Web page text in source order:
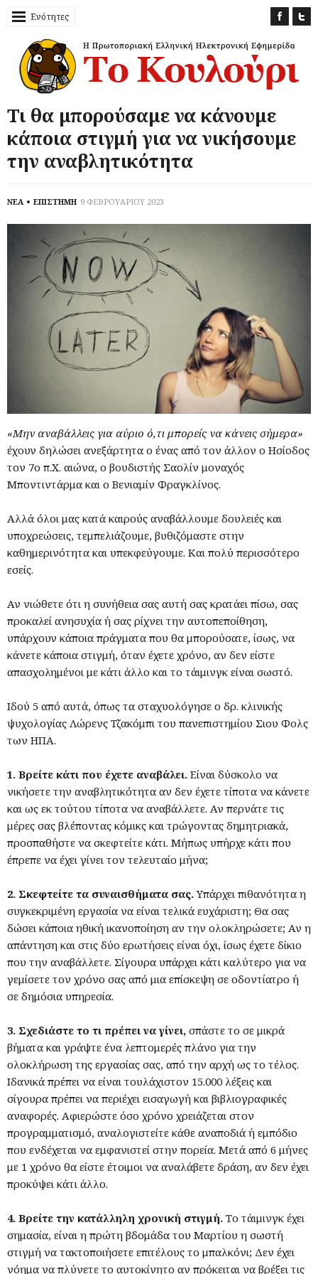
Ενότητες
Τι θα μπορούσαμε να κάνουμε
κάποια στιγμή για να νικήσουμε
την αναβλητικότητα
ΝΕΑ ΕΠΙΣΤΗΜΗ 9 ΦΕΒΡΟΥΑΡΙΟΥ 2023
«Μην αναβάλλεις για αύριο ό,τι μπορείς να κάνεις σήμερα»
έχουν δηλώσει ανεξάρτητα ο ένας από τον άλλον ο Ησίοδος
τον 7ο π.Χ. αιώνα, ο βουδιστής Σαολίν μοναχός
Μποντιντάρμα και ο Βενιαμίν Φραγκλίνος.
Αλλά όλοι μας κατά καιρούς αναβάλλουμε δουλειές και
υποχρεώσεις, τεμπελιάζουμε, βυθιζόμαστε στην
καθημερινότητα και υπεκφεύγουμε. Και πολύ περισσότερο
εσείς.
Αν νιώθετε ότι η συνήθεια σας αυτή σας κρατάει πίσω, σας
προκαλεί ανησυχία ή σας ρίχνει την αυτοπεποίθηση,
υπάρχουν κάποια πράγματα που θα μπορούσατε, ίσως, να
κάνετε κάποια στιγμή, όταν έχετε χρόνο, αν δεν είστε
απασχολημένοι με κάτι άλλο και το τάιμινγκ είναι σωστό.
Ιδού 5 από αυτά, όπως τα σταχυολόγησε ο δρ. κλινικής
ψυχολογίας Λώρενς Τζακόμπι του πανεπιστημίου Σιου Φολς
των ΗΠΑ.
1. Βρείτε κάτι που έχετε αναβάλει. Είναι δύσκολο να
νικήσετε την αναβλητικότητα αν δεν έχετε τίποτα να κάνετε
και ως εκ τούτου τίποτα να αναβάλλετε. Αν περνάτε τις
μέρες σας βλέποντας κόμικς και τρώγοντας δημητριακά,
προσπαθήστε να σκεφτείτε κάτι. Μήπως υπήρχε κάτι που
έπρεπε να έχει γίνει τον τελευταίο μήνα;
2. Σκεφτείτε τα συναισθήματα σας.Υπάρχει πιθανότητα η
συγκεκριμένη εργασία να είναι τελικά ευχάριστη; Θα σας
δώσει κάποια ηθική ικανοποίηση αν την ολοκληρώσετε; Αν η
απάντηση και στις δύο ερωτήσεις είναι όχι, ίσως έχετε δίκιο
που την αναβάλλετε. Σίγουρα υπάρχει κάτι καλύτερο για να
γεμίσετε τον χρόνο σας από μια επίσκεψη σε οδοντίατρο ή
σε δημόσια υπηρεσία.
3. Σχεδιάστε το τι πρέπει να γίνει, σπάστε το σε μικρά
βήματα και γράψτε ένα λεπτομερές πλάνο για την
ολοκλήρωση της εργασίας σας, από την αρχή ως το τέλος.
Ιδανικά πρέπει να είναι τουλάχιστον 15.000 λέξεις και
σίγουρα πρέπει να περιέχει εισαγωγή και βιβλιογραφικές
αναφορές. Αφιερώστε όσο χρόνο χρειάζεται στον
προγραμματισμό, αναλογιστείτε κάθε αναποδιά ή εμπόδιο
που ενδέχεται να εμφανιστεί στην πορεία. Μετά από 6 μήνες
με 1 χρόνο θα είστε έτοιμοι να αναλάβετε δράση, αν δεν έχει
προκύψει κάτι άλλο.
4. Βρείτε την κατάλληλη χρονική στιγμή. Το τάιμινγκ έχει
σημασία, είναι η πρώτη βδομάδα του Μαρτίου η σωστή
στιγμή να τακτοποιήσετε επιτέλους το μπαλκόνι; Δεν έχει
νόημα να πλύνετε το αυτοκίνητο αν πρόκειται να βρέξει τις